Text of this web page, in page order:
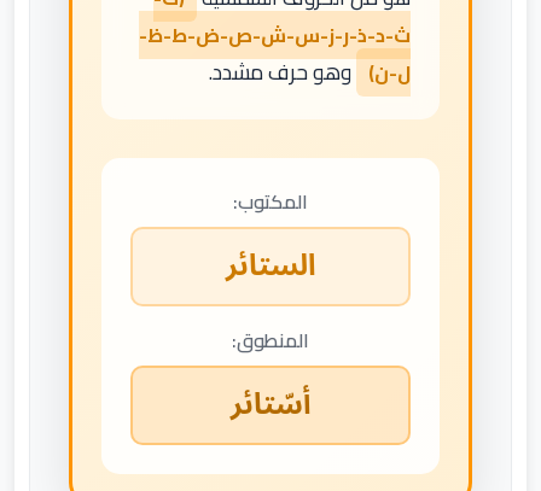
ث-د-ذ-ر-ز-س-ش-ص-ض-ط-ظ-
ل-ن) وهو حرف مشدد.
المكتوب:
الستائر
المنطوق:
أسّتائر